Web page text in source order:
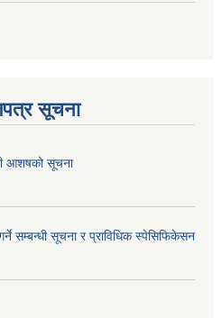
सूचना
आशषको सूचना
सम्बन्धी सूचना र प्राविधिक स्पेसिफिकेसन